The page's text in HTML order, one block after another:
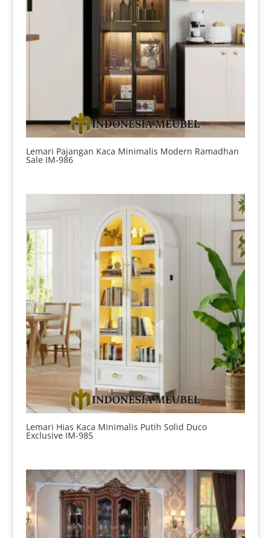
Lemari Pajangan Kaca Minimalis Modern Ramadhan
Sale IM-986
Lemari Hias Kaca Minimalis Putih Solid Duco
Exclusive IM-985